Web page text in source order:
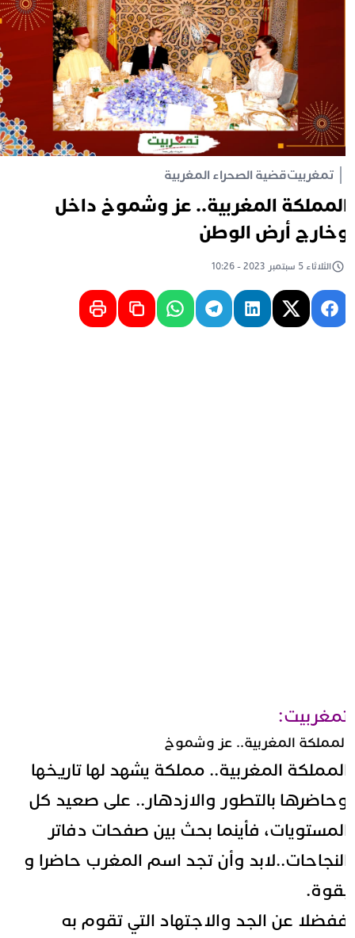
تمغربيتقضية الصحراء المغربية
المغربية.. عز وشموخ داخل
أرض الوطن
الثلاثاء 5 سبتمبر 2023 - 10:26
المغربية.. عز وشموخ
المغربية.. مملكة يشهد لها تاريخها
بالتطور والازدهار.. على صعيد كل
فأينما بحث بين صفحات دفاتر
وأن تجد اسم المغرب حاضرا و
عن الجد والاجتهاد التي تقوم به